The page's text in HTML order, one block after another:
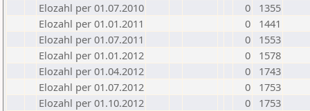
Elozahl per 01.07.2010
0
1355
Elozahl per 01.01.2011
0
1441
Elozahl per 01.07.2011
0
1553
Elozahl per 01.01.2012
0
1578
Elozahl per 01.04.2012
0
1743
Elozahl per 01.07.2012
0
1753
Elozahl per 01.10.2012
0
1753